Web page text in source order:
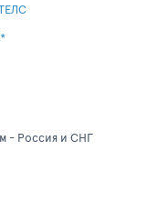
- Россия и СНГ